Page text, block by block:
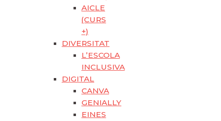
AICLE
(CURS
+)
DIVERSITAT
L’ESCOLA
INCLUSIVA
DIGITAL
CANVA
GENIALLY
EINES